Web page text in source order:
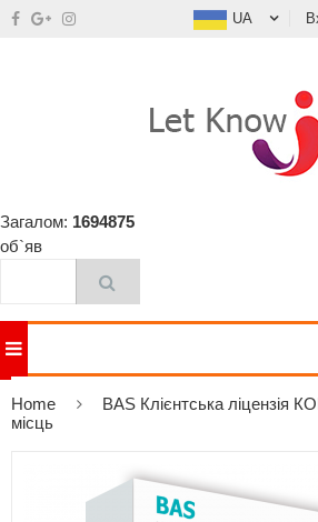
UA
Загалом: 1694875
об`яв
Home
BAS Клієнтська ліцензія
місць